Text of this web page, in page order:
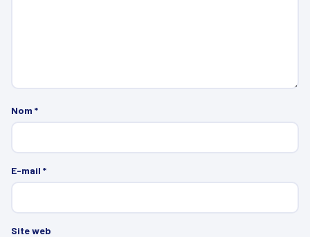
Nom *
E-mail *
Site web